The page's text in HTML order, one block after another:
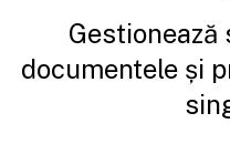
documentele și